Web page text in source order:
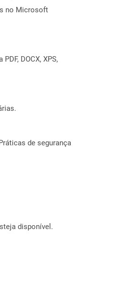
no Microsoft
DOCX, XPS,
de segurança
disponível.